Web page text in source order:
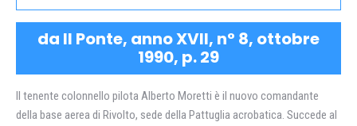
da Il Ponte, anno XVII, n° 8, ottobre
1990, p. 29
Il tenente colonnello pilota Alberto Moretti è il nuovo comandante
della base aerea di Rivolto, sede della Pattuglia acrobatica. Succede al